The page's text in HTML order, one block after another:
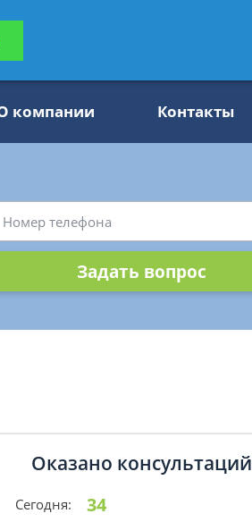
компании Контакты
Задать вопрос
Оказано консультаций
Сегодня: 34